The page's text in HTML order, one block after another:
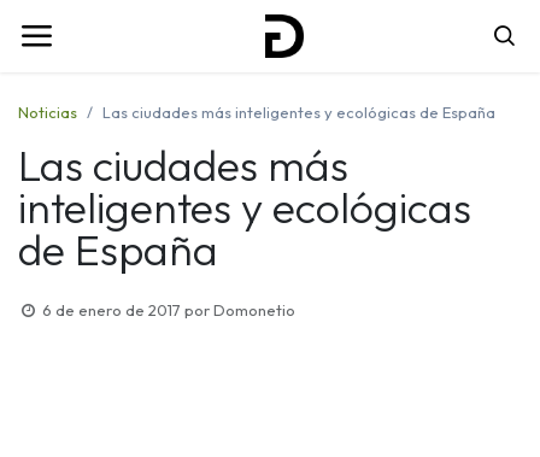
Noticias Las ciudades más inteligentes y ecológicas de España
Las ciudades más
inteligentes y ecológicas
de España
6 de enero de 2017 porDomonetio